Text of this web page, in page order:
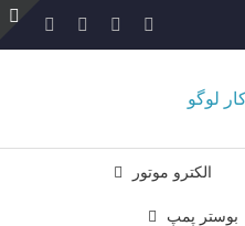
YouTube
Instagram ایمیل
الکترو موتور
بوستر پمپ